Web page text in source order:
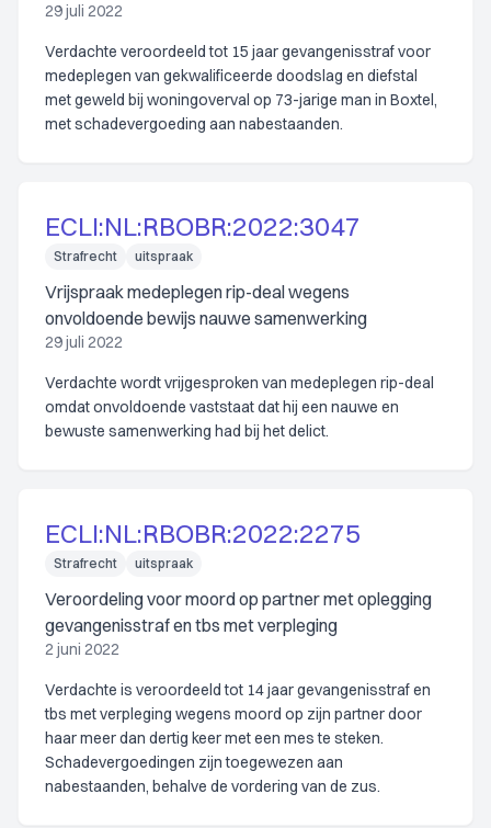
29 juli 2022
Verdachte veroordeeld tot 15 jaar gevangenisstraf voor
medeplegen van gekwalificeerde doodslag en diefstal
met geweld bij woningoverval op 73-jarige man in Boxtel,
met schadevergoeding aan nabestaanden.
ECLI:NL:RBOBR:2022:3047
Strafrecht uitspraak
Vrijspraak medeplegen rip-deal wegens
onvoldoende bewijs nauwe samenwerking
29 juli 2022
Verdachte wordt vrijgesproken van medeplegen rip-deal
omdat onvoldoende vaststaat dat hij een nauwe en
bewuste samenwerking had bij het delict.
ECLI:NL:RBOBR:2022:2275
Strafrecht uitspraak
Veroordeling voor moord op partner met oplegging
gevangenisstraf en tbs met verpleging
2 juni 2022
Verdachte is veroordeeld tot 14 jaar gevangenisstraf en
tbs met verpleging wegens moord op zijn partner door
haar meer dan dertig keer met een mes te steken.
Schadevergoedingen zijn toegewezen aan
nabestaanden, behalve de vordering van de zus.